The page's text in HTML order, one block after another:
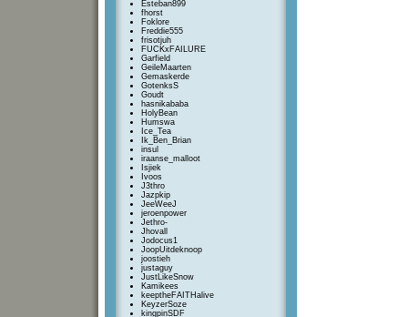
Esteban899
fhorst
Foklore
Freddie555
frisotjuh
FUCKxFAILURE
Garfield
GeileMaarten
Gemaskerde
GotenksS
Goudt
hasnikababa
HolyBean
Humswa
Ice_Tea
Ik_Ben_Brian
insul
iraanse_malloot
Isjiek
Ivoos
J3thro
Jazpkip
JeeWeeJ
jeroenpower
Jethro-
Jhovall
Jodocus1
JoopUitdeknoop
joostieh
justaguy
JustLikeSnow
Kamikees
keeptheFAITHalive
KeyzerSoze
kingpinSDF